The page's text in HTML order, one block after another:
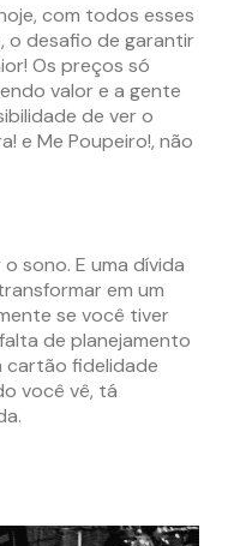
com todos esses
o desafio de garantir
Os preços só
valor e a gente
de ver o
e Me Poupeiro!, não
sono. E uma dívida
em um
se você tiver
de planejamento
cartão fidelidade
você vê, tá